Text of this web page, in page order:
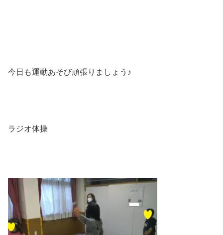
今日も運動あそび頑張りましょう♪
ラジオ体操